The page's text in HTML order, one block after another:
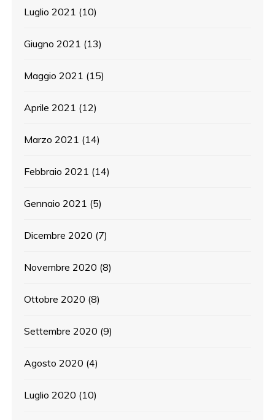
Luglio 2021 (10)
Giugno 2021 (13)
Maggio 2021 (15)
Aprile 2021 (12)
Marzo 2021 (14)
Febbraio 2021 (14)
Gennaio 2021 (5)
Dicembre 2020 (7)
Novembre 2020 (8)
Ottobre 2020 (8)
Settembre 2020 (9)
Agosto 2020 (4)
Luglio 2020 (10)